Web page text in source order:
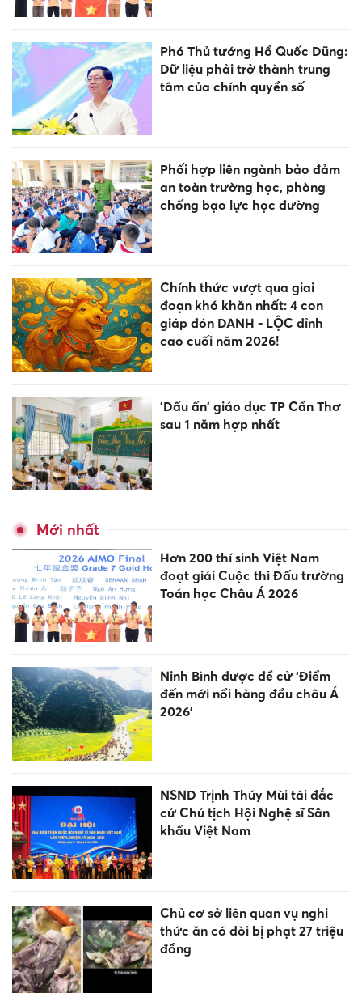
Phó Thủ tướng Hồ Quốc Dũng:
Dữ liệu phải trở thành trung
tâm của chính quyền số
Phối hợp liên ngành bảo đảm
an toàn trường học, phòng
chống bạo lực học đường
Chính thức vượt qua giai
đoạn khó khăn nhất: 4 con
giáp đón DANH - LỘC đỉnh
cao cuối năm 2026!
'Dấu ấn' giáo dục TP Cần Thơ
sau 1 năm hợp nhất
Mới nhất
Hơn 200 thí sinh Việt Nam
đoạt giải Cuộc thi Đấu trường
Toán học Châu Á 2026
Ninh Bình được đề cử ‘Điểm
đến mới nổi hàng đầu châu Á
2026’
NSND Trịnh Thúy Mùi tái đắc
cử Chủ tịch Hội Nghệ sĩ Sân
khấu Việt Nam
Chủ cơ sở liên quan vụ nghi
thức ăn có dòi bị phạt 27 triệu
đồng